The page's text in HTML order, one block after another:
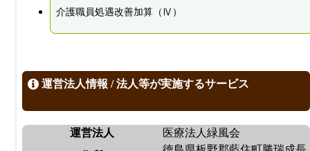
介護職員処遇改善加算（Ⅳ）
運営法人情報 / 法人等が実施するサービス
運営法人
医療法人緑風会